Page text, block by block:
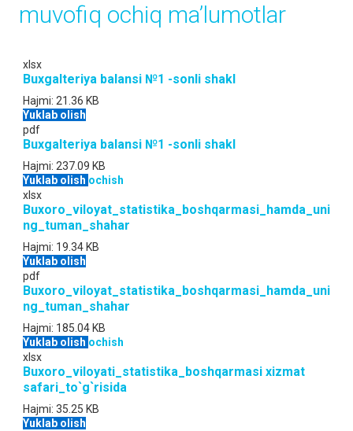
muvofiq ochiq maʼlumotlar
xlsx
Buxgalteriya balansi №1 -sonli shakl
Hajmi: 21.36 KB
Yuklab olish
pdf
Buxgalteriya balansi №1 -sonli shakl
Hajmi: 237.09 KB
Yuklab olish ochish
xlsx
Buxoro_viloyat_statistika_boshqarmasi_hamda_uni
ng_tuman_shahar
Hajmi: 19.34 KB
Yuklab olish
pdf
Buxoro_viloyat_statistika_boshqarmasi_hamda_uni
ng_tuman_shahar
Hajmi: 185.04 KB
Yuklab olish ochish
xlsx
Buxoro_viloyati_statistika_boshqarmasi xizmat
safari_to`g`risida
Hajmi: 35.25 KB
Yuklab olish